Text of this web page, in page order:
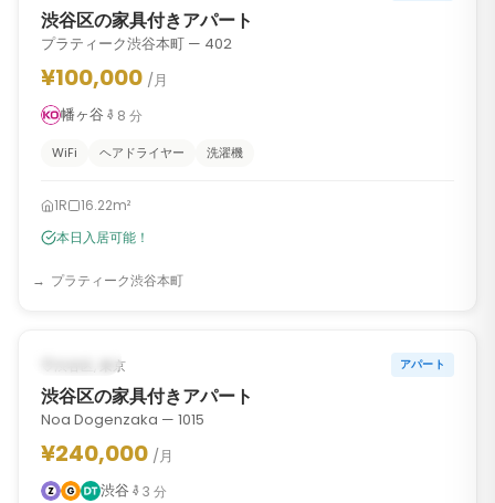
渋谷区の家具付きアパート
プラティーク渋谷本町 — 402
¥100,000 /月
幡ヶ谷
8 分
WiFi ヘアドライヤー 洗濯機
1R
16.22m²
本日入居可能！
プラティーク渋谷本町
入居可能
渋谷区, 東京 アパート
渋谷区の家具付きアパート
Noa Dogenzaka — 1015
¥240,000 /月
渋谷
3 分